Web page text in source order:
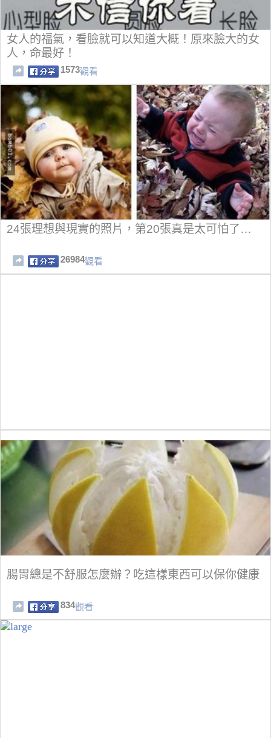
女人的福氣，看臉就可以知道大概！原來臉大的女
人，命最好！
1573觀看
24張理想與現實的照片，第20張真是太可怕了…
26984觀看
腸胃總是不舒服怎麼辦？吃這樣東西可以保你健康
834觀看